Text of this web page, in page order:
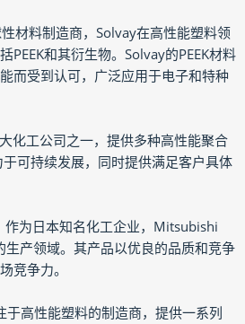
材料制造商，Solvay在高性能塑料领
PEEK和其衍生物。Solvay的PEEK材料
而受到认可，广泛应用于电子和特种
化工公司之一，提供多种高性能聚合
于可持续发展，同时提供满足客户具体
为日本知名化工企业，Mitsubishi
生产领域。其产品以优良的品质和竞争
竞争力。
于高性能塑料的制造商，提供一系列